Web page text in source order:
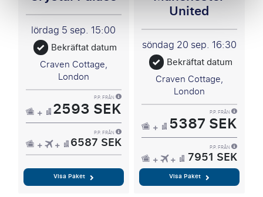
lördag 5 sep.15:00
Bekräftat datum
Craven Cottage,
London
P.P. FRÅN
2593 SEK
P.P. FRÅN
6587 SEK
Visa Paket
United
söndag 20 sep. 16:30
Bekräftat datum
Craven Cottage,
London
P.P. FRÅN
5387 SEK
P.P. FRÅN
7951 SEK
Visa Paket